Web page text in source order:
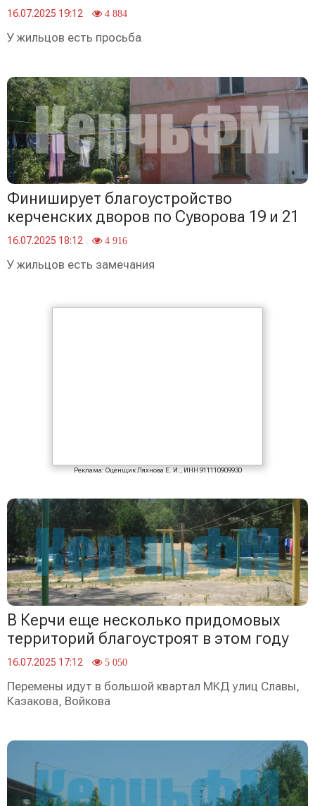
16.07.2025 19:12 4 884
У жильцов есть просьба
Финиширует благоустройство
керченских дворов по Суворова 19 и 21
16.07.2025 18:12 4 916
У жильцов есть замечания
Реклама: Оценщик Ляхнова Е. И., ИНН 911110909930
В Керчи еще несколько придомовых
территорий благоустроят в этом году
16.07.2025 17:12 5 050
Перемены идут в большой квартал МКД улиц Славы,
Казакова, Войкова